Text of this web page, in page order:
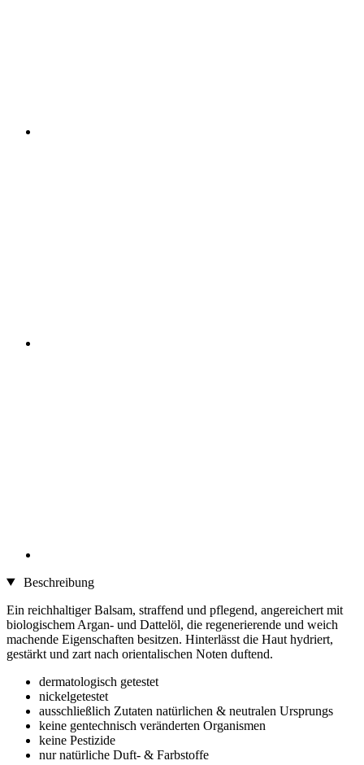
Beschreibung
Ein reichhaltiger Balsam, straffend und pflegend, angereichert mit
biologischem Argan- und Dattelöl, die regenerierende und weich
machende Eigenschaften besitzen. Hinterlässt die Haut hydriert,
gestärkt und zart nach orientalischen Noten duftend.
dermatologisch getestet
nickelgetestet
ausschließlich Zutaten natürlichen & neutralen Ursprungs
keine gentechnisch veränderten Organismen
keine Pestizide
nur natürliche Duft- & Farbstoffe